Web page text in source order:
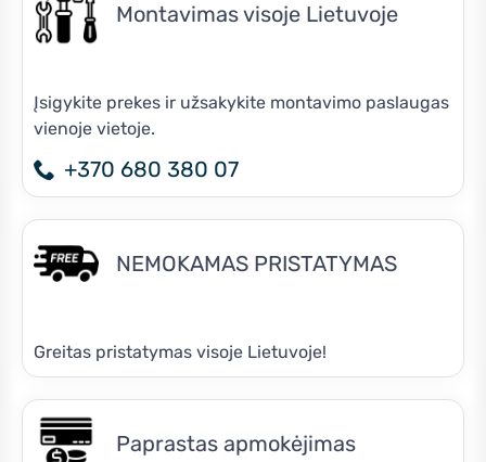
Montavimas visoje Lietuvoje
Įsigykite prekes ir užsakykite montavimo paslaugas
vienoje vietoje.
+370 680 380 07
NEMOKAMAS PRISTATYMAS
Greitas pristatymas visoje Lietuvoje!
Paprastas apmokėjimas